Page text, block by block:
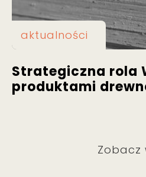
aktualności
Strategiczna rola
produktami
Zobacz